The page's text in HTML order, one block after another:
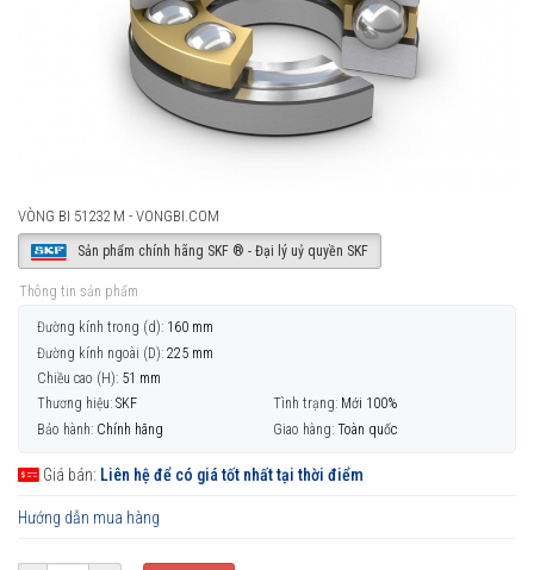
VÒNG BI 51232 M - VONGBI.COM
Sản phẩm chính hãng SKF ® - Đại lý uỷ quyền SKF
Thông tin sản phẩm
Đường kính trong (d): 160 mm
Đường kính ngoài (D): 225 mm
Chiều cao (H): 51 mm
Thương hiệu: SKF Tình trạng: Mới 100%
Bảo hành: Chính hãng Giao hàng: Toàn quốc
Giá bán: Liên hệ để có giá tốt nhất tại thời điểm
Hướng dẫn mua hàng